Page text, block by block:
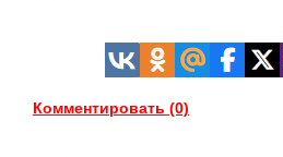
Комментировать (0)